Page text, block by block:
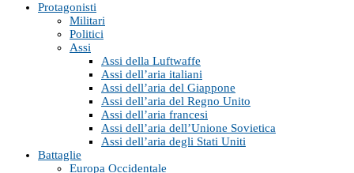
Protagonisti
Militari
Politici
Assi
Assi della Luftwaffe
Assi dell’aria italiani
Assi dell’aria del Giappone
Assi dell’aria del Regno Unito
Assi dell’aria francesi
Assi dell’aria dell’Unione Sovietica
Assi dell’aria degli Stati Uniti
Battaglie
Europa Occidentale